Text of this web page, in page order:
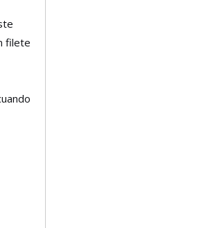
filete